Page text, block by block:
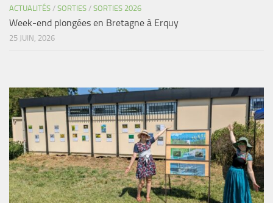
ACTUALITÉS / SORTIES / SORTIES 2026
Week-end plongées en Bretagne à Erquy
25 JUIN, 2026